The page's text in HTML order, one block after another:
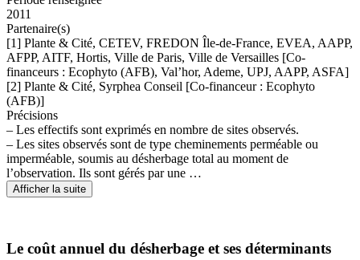
2011
Partenaire(s)
[1] Plante & Cité, CETEV, FREDON Île-de-France, EVEA, AAPP,
AFPP, AITF, Hortis, Ville de Paris, Ville de Versailles [Co-
financeurs : Ecophyto (AFB), Val’hor, Ademe, UPJ, AAPP, ASFA]
[2] Plante & Cité, Syrphea Conseil [Co-financeur : Ecophyto
(AFB)]
Précisions
– Les effectifs sont exprimés en nombre de sites observés.
– Les sites observés sont de type cheminements perméable ou
imperméable, soumis au désherbage total au moment de
l’observation. Ils sont gérés par une …
Afficher la suite
Le coût annuel du désherbage et ses déterminants